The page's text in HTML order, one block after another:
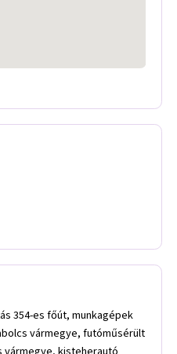
autómentés, Nyíregyházi személy- és tehergépkocsi mentése-szállítása, Nyíregyházi lemerült személygépkocsi mentése, Nyíregyházi személygépkocsi szállítása, Nyíregyházi sérült személygépkocsi szállítása, Nyíregyházi motor szállítása, Nyíregyházi motor mentése, Nyíregyházi autómentő, Nyíregyházi autómentés non-stop, Nyíregyházi autómentés 0-24 órában, Nyíregyházi gépkocsi mentés, fékjavítás Nyíregyháza, kuplung javítás Nyíregyháza, olajcsere Nyíregyháza, motorfelújítás Nyíregyháza, futómű felújítás Nyíregyháza, turbó javítás Nyíregyháza, sebváltó javítás Nyíregyháza, műszaki vizsgára felkészítés Nyíregyháza, autóvillamossági javítások Nyíregyháza, egyéb autószerelési munkák Nyíregyháza, műszaki hibás autómentés Hajdúböszörmény, balesetben sérült autómentés Hajdúböszörmény, árokban vagy nehezen megközelíthető helyen levő autómentés Hajdúböszörmény, sárban, homokban elragadt autómentés Hajdúböszörmény, garázsban, udvarban nem induló jármű beindítása Hajdúböszörmény, targonca mentés Hajdúböszörmény, traktor mentés Hajdúböszörmény, mezőgazdasági gép mentés Hajdúböszörmény, krumpli kombájn mentés Hajdúböszörmény, ekék mentése Hajdúböszörmény, boronák mentése Hajdúböszörmény, úthenger mentés Hajdúböszörmény, beton pumpa mentés Hajdúböszörmény, emelőgép mentés Haj